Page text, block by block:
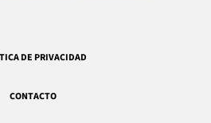
DE PRIVACIDAD
CONTACTO